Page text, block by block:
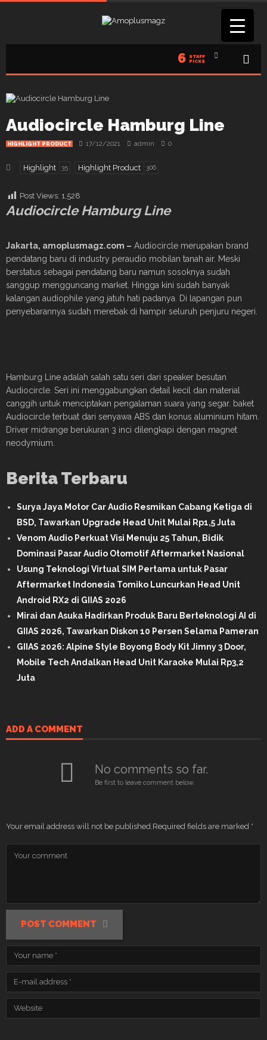
6 STAFF
PICKS
Audiocircle Hamburg Line
HIGHLIGHT PRODUCT 17/12/2021 admin 0
Highlight 35 Highlight Product 306
Post Views: 1,528
Audiocircle Hamburg Line
Jakarta, amoplusmagz.com – Audiocircle merupakan brand
pendatang baru di industry peraudio mobilan tanah air. Meski
berstatus sebagai pendatang baru namun sosoknya sudah
sanggup mengguncang market. Hingga kini sudah banyak
kalangan audiophile yang jatuh hati padanya. Di lapangan pun
penyebarannya sudah merebak di hampir seluruh penjuru negeri.
Hamburg Line adalah salah satu seri dari speaker besutan
Audiocircle. Seri ini menggabungkan detail kecil dan material
canggih untuk menciptakan pengalaman suara yang segar. baket
Audiocircle terbuat dari senyawa ABS dan konus aluminium hitam.
Driver midrange berukuran 3 inci dilengkapi dengan magnet
neodymium.
Berita Terbaru
Surya Jaya Motor Car Audio Resmikan Cabang Ketiga di
BSD, Tawarkan Upgrade Head Unit Mulai Rp1,5 Juta
Venom Audio Perkuat Visi Menuju 25 Tahun, Bidik
Dominasi Pasar Audio Otomotif Aftermarket Nasional
Usung Teknologi Virtual SIM Pertama untuk Pasar
Aftermarket Indonesia Tomiko Luncurkan Head Unit
Android RX2 di GIIAS 2026
Mirai dan Asuka Hadirkan Produk Baru Berteknologi AI di
GIIAS 2026, Tawarkan Diskon 10 Persen Selama Pameran
GIIAS 2026: Alpine Style Boyong Body Kit Jimny 3 Door,
Mobile Tech Andalkan Head Unit Karaoke Mulai Rp3,2
Juta
ADD A COMMENT
No comments so far.
Be first to leave comment below.
Your email address will not be published. Required fields are marked *
POST COMMENT